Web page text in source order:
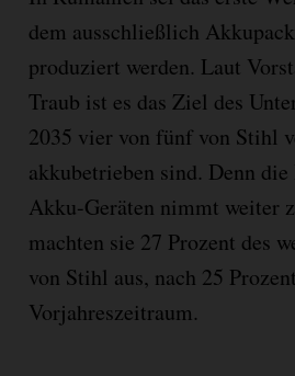
dem ausschließlich
produziert werden. Laut
Traub ist es das Ziel des
2035 vier von fünf von Stihl
akkubetrieben sind. Denn
Akku-Geräten nimmt weiter
machten sie 27 Prozent des
von Stihl aus, nach 25
Vorjahreszeitraum.